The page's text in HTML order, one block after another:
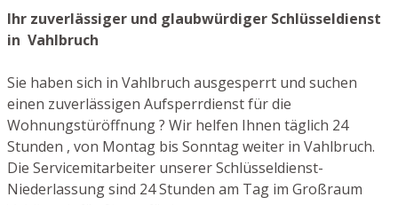
Ihr zuverlässiger und glaubwürdiger Schlüsseldienst
in Vahlbruch
Sie haben sich in Vahlbruch ausgesperrt und suchen
einen zuverlässigen Aufsperrdienst für die
Wohnungstüröffnung ? Wir helfen Ihnen täglich 24
Stunden , von Montag bis Sonntag weiter in Vahlbruch.
Die Servicemitarbeiter unserer Schlüsseldienst-
Niederlassung sind 24 Stunden am Tag im Großraum